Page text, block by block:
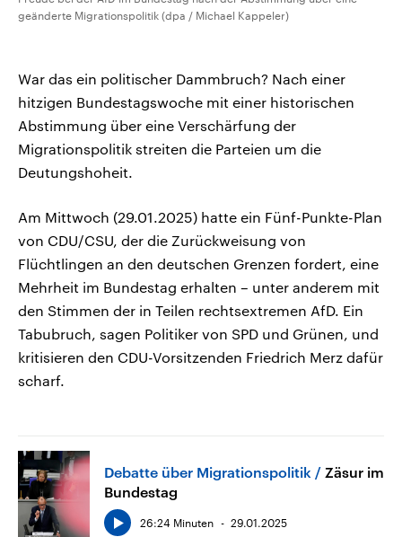
geänderte Migrationspolitik (dpa / Michael Kappeler)
War das ein politischer Dammbruch? Nach einer
hitzigen Bundestagswoche mit einer historischen
Abstimmung über eine Verschärfung der
Migrationspolitik streiten die Parteien um die
Deutungshoheit.
Am Mittwoch (29.01.2025) hatte ein Fünf-Punkte-Plan
von CDU/CSU, der die Zurückweisung von
Flüchtlingen an den deutschen Grenzen fordert, eine
Mehrheit im Bundestag erhalten – unter anderem mit
den Stimmen der in Teilen rechtsextremen AfD. Ein
Tabubruch, sagen Politiker von SPD und Grünen, und
kritisieren den CDU-Vorsitzenden Friedrich Merz dafür
scharf.
Debatte über Migrationspolitik
Zäsur im
Bundestag
26:24 Minuten 29.01.2025